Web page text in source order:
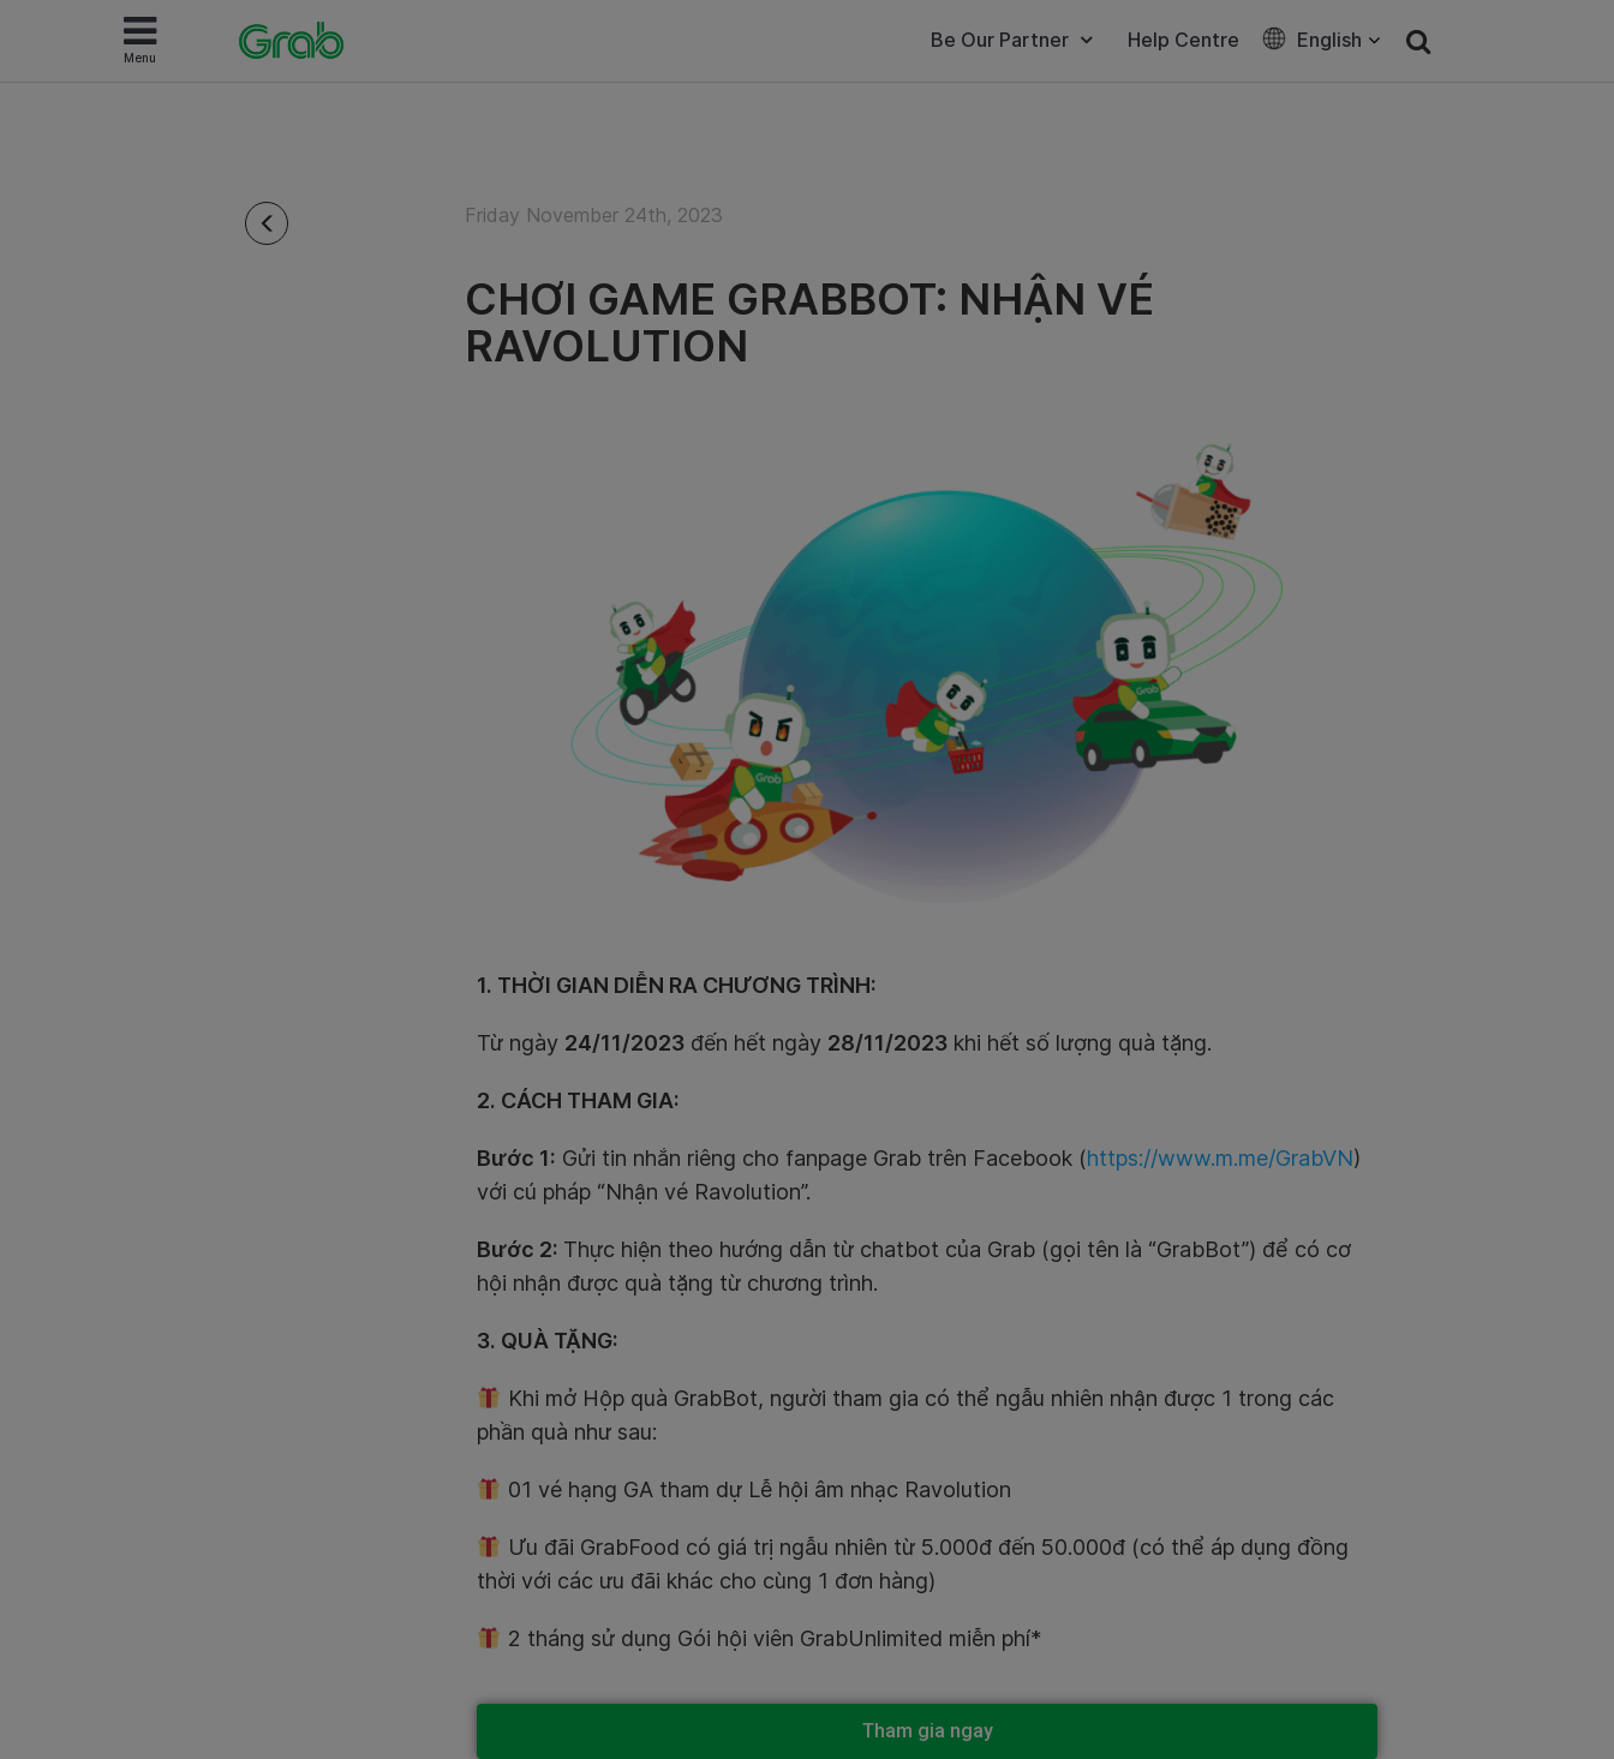
Menu
Be Our Partner Help Centre English
Friday November 24th, 2023
CHƠI GAME GRABBOT: NHẬN VÉ
RAVOLUTION
1. THỜI GIAN DIỄN RA CHƯƠNG TRÌNH:
Từ ngày 24/11/2023 đến hết ngày 28/11/2023 khi hết số lượng quà tặng.
2. CÁCH THAM GIA:
Bước 1: Gửi tin nhắn riêng cho fanpage Grab trên Facebook (https://www.m.me/GrabVN)
với cú pháp “Nhận vé Ravolution”.
Bước 2: Thực hiện theo hướng dẫn từ chatbot của Grab (gọi tên là “GrabBot”) để có cơ
hội nhận được quà tặng từ chương trình.
3. QUÀ TẶNG:
Khi mở Hộp quà GrabBot, người tham gia có thể ngẫu nhiên nhận được 1 trong các
phần quà như sau:
01 vé hạng GA tham dự Lễ hội âm nhạc Ravolution
Ưu đãi GrabFood có giá trị ngẫu nhiên từ 5.000đ đến 50.000đ (có thể áp dụng đồng
thời với các ưu đãi khác cho cùng 1 đơn hàng)
2 tháng sử dụng Gói hội viên GrabUnlimited miễn phí*
Tham gia ngay